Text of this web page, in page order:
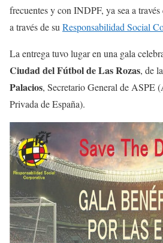
frecuentes y con INDPF, ya sea a
a través de su Responsabilidad Social
La entrega tuvo lugar en una gala
Ciudad del Fútbol de Las Rozas, de
Palacios, Secretario General de ASPE
Privada de España).